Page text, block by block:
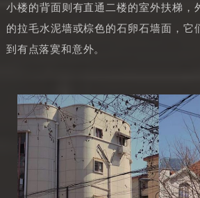
小楼的背面则有直通二楼的室外扶梯，
的拉毛水泥墙或棕色的石卵石墙面，它
到有点落寞和意外。